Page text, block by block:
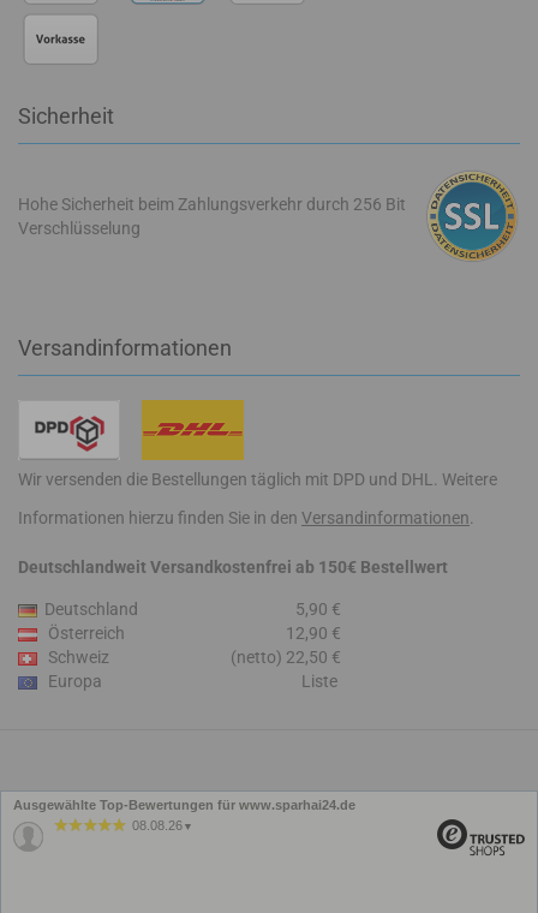
Sicherheit
Hohe Sicherheit beim Zahlungsverkehr durch 256 Bit
Verschlüsselung
Versandinformationen
Wir versenden die Bestellungen täglich mit DPD und DHL. Weitere
Informationen hierzu finden Sie in den Versandinformationen
Deutschlandweit Versandkostenfrei ab 150€ Bestellwert
Deutschland
5,90 €
Österreich
12,90 €
Schweiz
(netto) 22,50 €
Europa
Liste
Ausgewählte Top-Bewertungen für www.sparhai24.de
08.08.26 ▼